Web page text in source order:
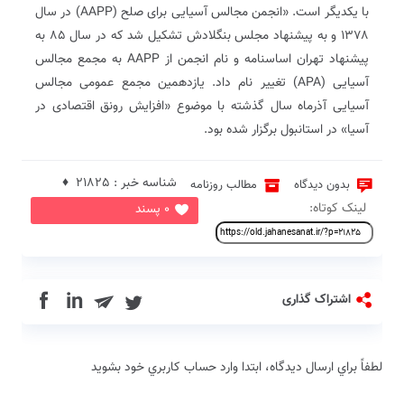
با یکدیگر است. «انجمن مجالس آسیایی برای صلح (AAPP) در سال
۱۳۷۸ و به پیشنهاد مجلس بنگلادش تشکیل شد که در سال ۸۵ به
پیشنهاد تهران اساسنامه و نام انجمن از AAPP به مجمع مجالس
آسیایی (APA) تغییر نام داد. یازدهمین مجمع عمومی مجالس
آسیایی آذرماه سال گذشته با موضوع «افزایش رونق اقتصادی در
آسیا» در استانبول برگزار شده بود.
بدون دیدگاه مطالب روزنامه
0 پسند
شناسه خبر : 21825 ♦
لینک کوتاه:
اشتراک گذاری in
لطفاً براي ارسال دیدگاه، ابتدا وارد حساب كاربري خود بشويد